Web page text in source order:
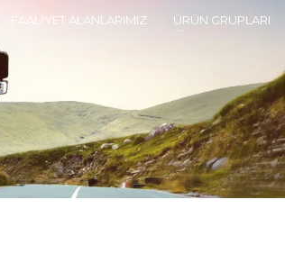
FAALİYET ALANLARIMIZ ÜRÜN GRUPLARI